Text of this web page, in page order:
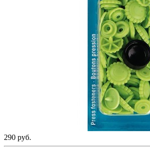
290 руб.